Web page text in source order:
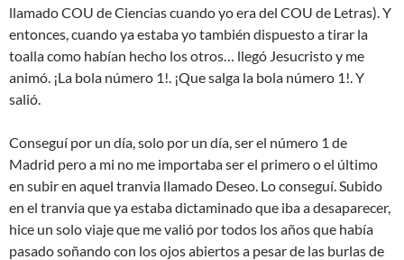
llamado COU de Ciencias cuando yo era del COU de Letras). Y
entonces, cuando ya estaba yo también dispuesto a tirar la
toalla como habían hecho los otros… llegó Jesucristo y me
animó. ¡La bola número 1!. ¡Que salga la bola número 1!. Y
salió.
Conseguí por un día, solo por un día, ser el número 1 de
Madrid pero a mi no me importaba ser el primero o el último
en subir en aquel tranvia llamado Deseo. Lo conseguí. Subido
en el tranvia que ya estaba dictaminado que iba a desaparecer,
hice un solo viaje que me valió por todos los años que había
pasado soñando con los ojos abiertos a pesar de las burlas de